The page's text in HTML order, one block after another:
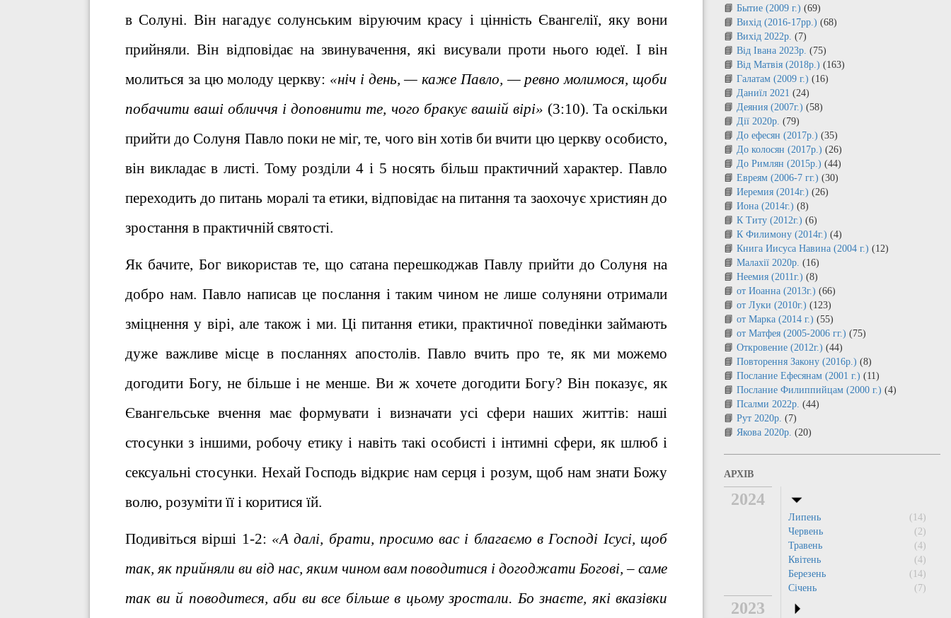
в Солуні. Він нагадує солунським віруючим красу і цінність Євангелії, яку вони
прийняли. Він відповідає на звинувачення, які висували проти нього юдеї. І він
молиться за цю молоду церкву: «ніч і день, — каже Павло, — ревно молимося, щоби
побачити ваші обличчя і доповнити те, чого бракує вашій вірі» (3:10). Та оскільки
прийти до Солуня Павло поки не міг, те, чого він хотів би вчити цю церкву особисто,
він викладає в листі. Тому розділи 4 і 5 носять більш практичний характер. Павло
переходить до питань моралі та етики, відповідає на питання та заохочує християн до
зростання в практичній святості.
Як бачите, Бог використав те, що сатана перешкоджав Павлу прийти до Солуня на
добро нам. Павло написав це послання і таким чином не лише солуняни отримали
зміцнення у вірі, але також і ми. Ці питання етики, практичної поведінки займають
дуже важливе місце в посланнях апостолів. Павло вчить про те, як ми можемо
догодити Богу, не більше і не менше. Ви ж хочете догодити Богу? Він показує, як
Євангельське вчення має формувати і визначати усі сфери наших життів: наші
стосунки з іншими, робочу етику і навіть такі особисті і інтимні сфери, як шлюб і
сексуальні стосунки. Нехай Господь відкриє нам серця і розум, щоб нам знати Божу
волю, розуміти її і коритися їй.
Подивіться вірші 1-2: «А далі, брати, просимо вас і благаємо в Господі Ісусі, щоб
так, як прийняли ви від нас, яким чином вам поводитися і догоджати Богові, – саме
так ви й поводитеся, аби ви все більше в цьому зростали. Бо знаєте, які вказівки
Бытие (2009 г.) (69)
Вихід (2016-17рр.) (68)
Вихід 2022р. (7)
Від Івана 2023р. (75)
Від Матвія (2018р.) (163)
Галатам (2009 г.) (16)
Даниїл 2021 (24)
Деяния (2007г.) (58)
Дії 2020р. (79)
До ефесян (2017р.) (35)
До колосян (2017р.) (26)
До Римлян (2015р.) (44)
Евреям (2006-7 гг.) (30)
Иеремия (2014г.) (26)
Иона (2014г.) (8)
К Титу (2012г.) (6)
К Филимону (2014г.) (4)
Книга Иисуса Навина (2004 г.) (12)
Малахії 2020р. (16)
Неемия (2011г.) (8)
от Иоанна (2013г.) (66)
от Луки (2010г.) (123)
от Марка (2014 г.) (55)
от Матфея (2005-2006 гг.) (75)
Откровение (2012г.) (44)
Повторення Закону (2016р.) (8)
Послание Ефесянам (2001 г.) (11)
Послание Филиппийцам (2000 г.) (4)
Псалми 2022р. (44)
Рут 2020р. (7)
Якова 2020р. (20)
АРХІВ
2024
Липень
(14)
Червень
(2)
Травень
(4)
Квітень
(4)
Березень
(14)
Січень
(7)
2023